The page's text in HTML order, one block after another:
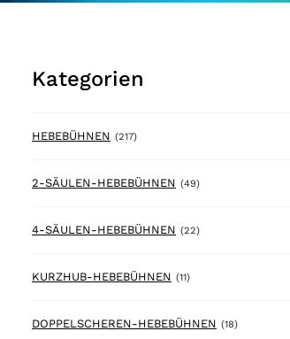
Kategorien
HEBEBÜHNEN (217)217 products
2-SÄULEN-HEBEBÜHNEN (49)49 products
4-SÄULEN-HEBEBÜHNEN (22)22 products
KURZHUB-HEBEBÜHNEN (11)11 products
DOPPELSCHEREN-HEBEBÜHNEN (18)18 products